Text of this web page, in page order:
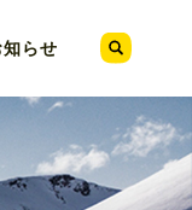
知らせ